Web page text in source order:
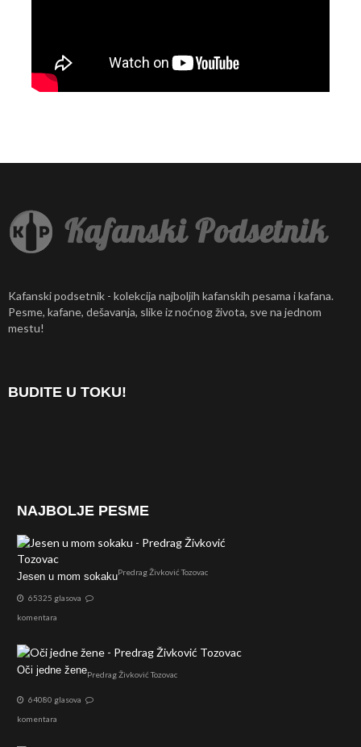
Kafanski podsetnik - kolekcija najboljih kafanskih pesama i kafana.
Pesme, kafane, dešavanja, slike iz noćnog života, sve na jednom
mestu!
BUDITE U TOKU!
NAJBOLJE PESME
Jesen u mom sokakuPredrag Živković Tozovac
65325 glasova
komentara
Oči jedne ženePredrag Živković Tozovac
64080 glasova
komentara